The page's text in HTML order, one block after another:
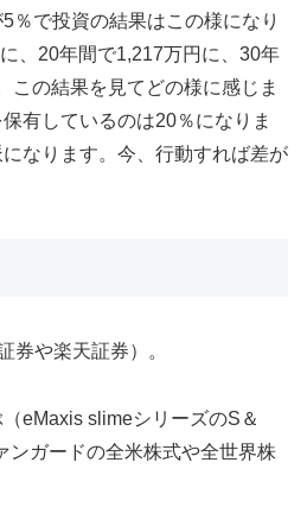
％で投資の結果はこの様になり
、20年間で1,217万円に、30年
この結果を見てどの様に感じま
有しているのは20％になりま
なります。今、行動すれば差が
や楽天証券）。
eMaxis slimeシリーズのS＆
ンガードの全米株式や全世界株